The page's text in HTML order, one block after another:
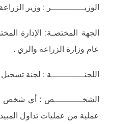
الوزيـــــــــــــر : وزير
الجهة المختصـة: الإدارة
عام وزارة الزراعة والري .
اللجنـــــــــــــة : لجنة
الشخـــــــــــص : أي
عملية من عمليات تداول